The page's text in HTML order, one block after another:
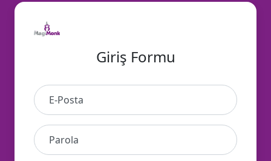
Giriş Formu
E-Posta
Parola